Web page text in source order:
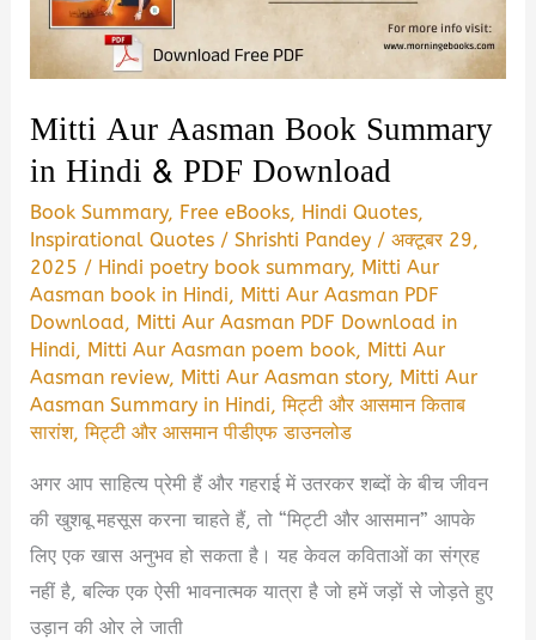
hindi
Mitti Aur Aasman Book Summary
in Hindi & PDF Download
Book Summary, Free eBooks, Hindi Quotes,
Inspirational Quotes /Shrishti Pandey /अक्टूबर 29,
2025 / Hindi poetry book summary, Mitti Aur
Aasman book in Hindi, Mitti Aur Aasman PDF
Download, Mitti Aur Aasman PDF Download in
Hindi, Mitti Aur Aasman poem book, Mitti Aur
Aasman review, Mitti Aur Aasman story, Mitti Aur
Aasman Summary in Hindi,मिट्टी और आसमान किताब
सारांश,मिट्टी और आसमान पीडीएफ डाउनलोड
अगर आप साहित्य प्रेमी हैं और गहराई में उतरकर शब्दों के बीच जीवन
की खुशबू महसूस करना चाहते हैं, तो “मिट्टी और आसमान” आपके
लिए एक खास अनुभव हो सकता है। यह केवल कविताओं का संग्रह
नहीं है, बल्कि एक ऐसी भावनात्मक यात्रा है जो हमें जड़ों से जोड़ते हुए
उड़ान की ओर ले जाती